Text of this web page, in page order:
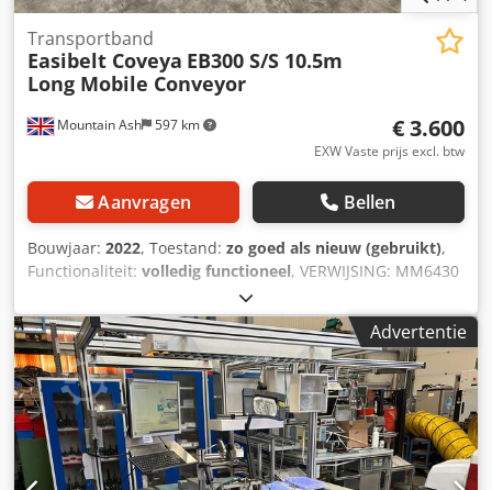
Mountain Ash 597 km
Transportband
Easibelt Coveya EB300 S/S 10.5m
Long Mobile Conveyor
€ 3.600
EXW Vaste prijs excl. btw
Aanvragen Bellen
Bouwjaar: 2022, Toestand: zo goed als nieuw (gebruikt),
Functionaliteit: volledig functioneel, VERWIJSING: MM6430
1 x Easibelt Coveya horizontale, mobiele transportband
met frequentieomvormer. Dodpfx Ajy Unm Ijkqskr
Fabrikant: Coveya Ltd. Model: EB300 S/S. Productiedatum:
2022. Afmetingen transportband: 10.500 mm (lengte) x 300
mm (breedte) (270 mm bruikbare breedte) x 920 mm
(hoogte) (in hoogte verstelbaar frame). Afstand tussen de
transportsegmenten op de band: 950 mm. Staat:
Uitstekend, gebruikt voor één seizoen bij het verpakken
van adventskalenders.
Advertentie